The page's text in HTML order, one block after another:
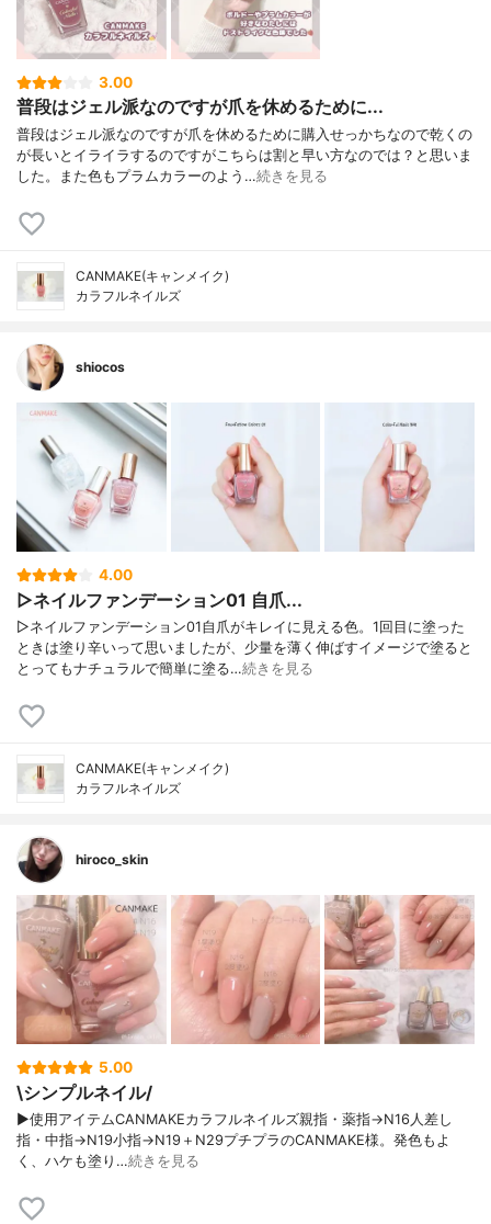
3.00
普段はジェル派なのですが爪を休めるために...
普段はジェル派なのですが爪を休めるために購入せっかちなので乾くの
が長いとイライラするのですがこちらは割と早い方なのでは？と思いま
した。また色もプラムカラーのよう…続きを見る
CANMAKE(キャンメイク)
カラフルネイルズ
shiocos
4.00
▷ネイルファンデーション01 自爪...
▷ネイルファンデーション01自爪がキレイに見える色。1回目に塗った
ときは塗り辛いって思いましたが、少量を薄く伸ばすイメージで塗ると
とってもナチュラルで簡単に塗る…続きを見る
CANMAKE(キャンメイク)
カラフルネイルズ
hiroco_skin
5.00
\シンプルネイル/
▶使用アイテムCANMAKEカラフルネイルズ親指・薬指→N16人差し
指・中指→N19小指→N19＋N29プチプラのCANMAKE様。発色もよ
く、ハケも塗り…続きを見る